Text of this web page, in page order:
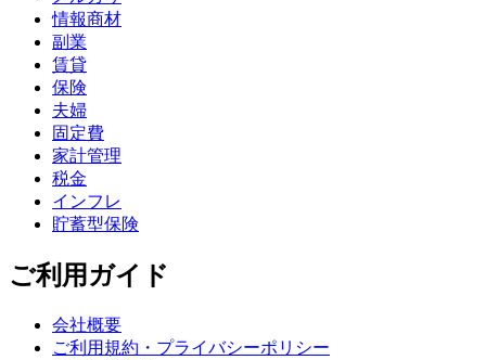
情報商材
副業
賃貸
保険
夫婦
固定費
家計管理
税金
インフレ
貯蓄型保険
ご利用ガイド
会社概要
ご利用規約・プライバシーポリシー